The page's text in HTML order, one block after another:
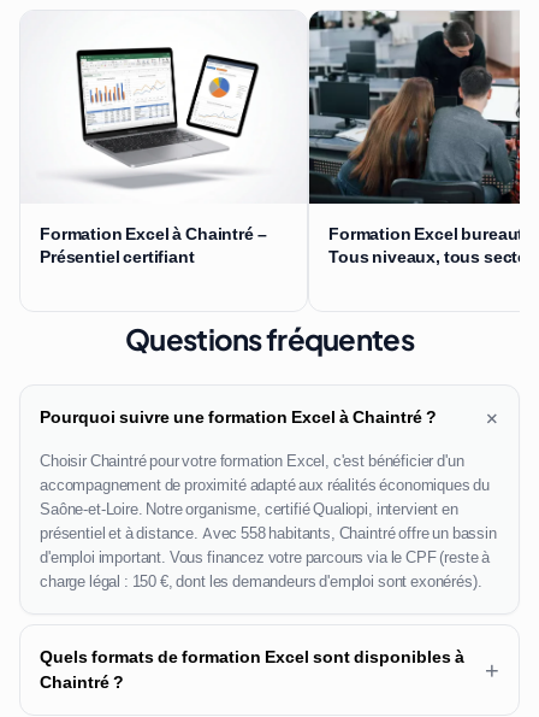
Formation Excel à Chaintré –
Présentiel certifiant
Formation Excel
Tous niveaux, tous
Questions fréquentes
Pourquoi suivre une formation Excel à Chaintré ? +
Choisir Chaintré pour votre formation Excel, c'est bénéficier d'un
accompagnement de proximité adapté aux réalités économiques du
Saône-et-Loire. Notre organisme, certifié Qualiopi, intervient en
présentiel et à distance. Avec 558 habitants, Chaintré offre un bassin
d'emploi important. Vous financez votre parcours via le CPF (reste à
charge légal : 150 €, dont les demandeurs d'emploi sont exonérés).
Quels formats de formation Excel sont disponibles à
Chaintré ?
+